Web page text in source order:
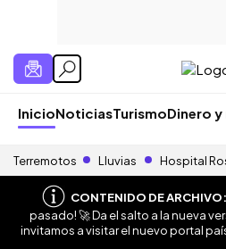
InicioNoticiasTurismoDinero
Terremotos Lluvias Hospital
CONTENIDO DE ARCHIVO:
pasado! 🚀 Da el salto a la nueva
invitamos a visitar el nuevo portal